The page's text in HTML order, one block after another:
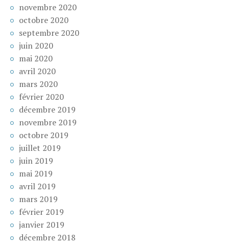
novembre 2020
octobre 2020
septembre 2020
juin 2020
mai 2020
avril 2020
mars 2020
février 2020
décembre 2019
novembre 2019
octobre 2019
juillet 2019
juin 2019
mai 2019
avril 2019
mars 2019
février 2019
janvier 2019
décembre 2018